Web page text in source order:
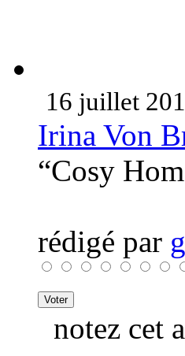
16 juillet
Irina Von
“Cosy
rédigé par
notez cet